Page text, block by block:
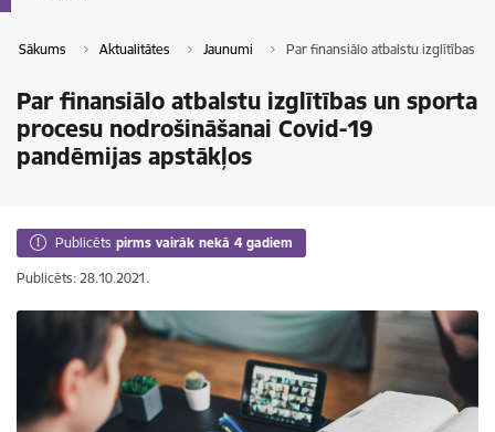
Sākums Aktualitātes Jaunumi Par finansiālo atbalstu izglītības
Par finansiālo atbalstu izglītības un sporta
procesu nodrošināšanai Covid-19
pandēmijas apstākļos
Publicēts pirms vairāk nekā 4 gadiem
Publicēts: 28.10.2021.